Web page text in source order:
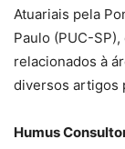
Atuariais pela
Paulo (PUC-
relacionados à
diversos artigos
Humus